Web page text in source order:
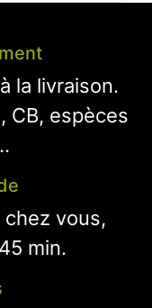
la livraison.
CB, espèces
vous,
min.